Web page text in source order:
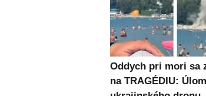
Oddych pri mori sa
na TRAGÉDIU: